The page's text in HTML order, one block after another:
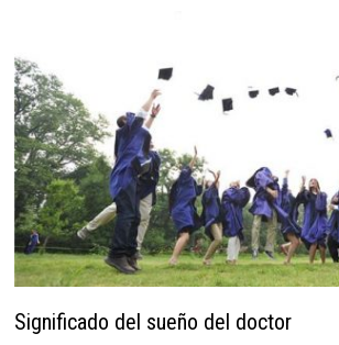
Significado del sueño del doctor